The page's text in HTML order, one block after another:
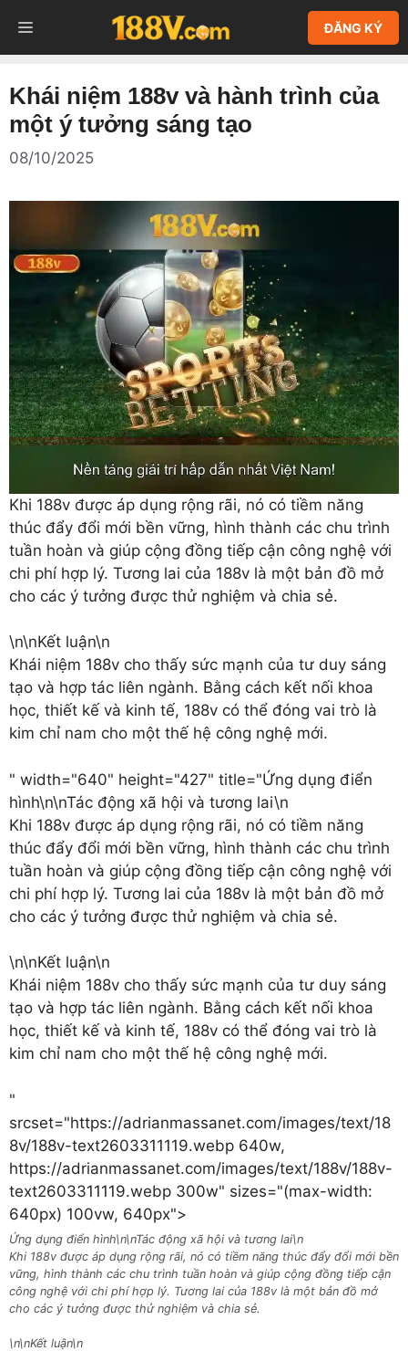
đến
nội
ĐĂNG KÝ
MENU
Khái niệm 188v và hành trình của
một ý tưởng sáng tạo
08/10/2025
Khi 188v được áp dụng rộng rãi, nó có tiềm năng
thúc đẩy đổi mới bền vững, hình thành các chu trình
tuần hoàn và giúp cộng đồng tiếp cận công nghệ với
chi phí hợp lý. Tương lai của 188v là một bản đồ mở
cho các ý tưởng được thử nghiệm và chia sẻ.
\n\nKết luận\n
Khái niệm 188v cho thấy sức mạnh của tư duy sáng
tạo và hợp tác liên ngành. Bằng cách kết nối khoa
học, thiết kế và kinh tế, 188v có thể đóng vai trò là
kim chỉ nam cho một thế hệ công nghệ mới.
" width="640" height="427" title="Ứng dụng điển
hình\n\nTác động xã hội và tương lai\n
Khi 188v được áp dụng rộng rãi, nó có tiềm năng
thúc đẩy đổi mới bền vững, hình thành các chu trình
tuần hoàn và giúp cộng đồng tiếp cận công nghệ với
chi phí hợp lý. Tương lai của 188v là một bản đồ mở
cho các ý tưởng được thử nghiệm và chia sẻ.
\n\nKết luận\n
Khái niệm 188v cho thấy sức mạnh của tư duy sáng
tạo và hợp tác liên ngành. Bằng cách kết nối khoa
học, thiết kế và kinh tế, 188v có thể đóng vai trò là
kim chỉ nam cho một thế hệ công nghệ mới.
"
srcset="https://adrianmassanet.com/images/text/18
8v/188v-text2603311119.webp 640w,
https://adrianmassanet.com/images/text/188v/188v-
text2603311119.webp 300w" sizes="(max-width:
640px) 100vw, 640px">
Ứng dụng điển hình\n\nTác động xã hội và tương lai\n
Khi 188v được áp dụng rộng rãi, nó có tiềm năng thúc đẩy đổi mới bền
vững, hình thành các chu trình tuần hoàn và giúp cộng đồng tiếp cận
công nghệ với chi phí hợp lý. Tương lai của 188v là một bản đồ mở
cho các ý tưởng được thử nghiệm và chia sẻ.
\n\nKết luận\n